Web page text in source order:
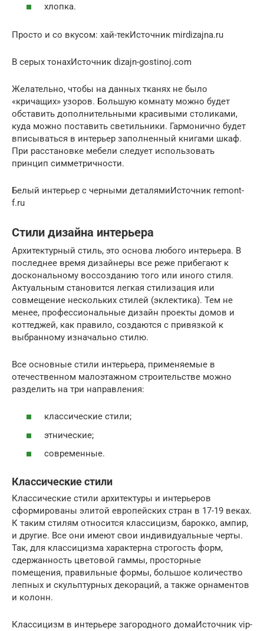
хлопка.
Просто и со вкусом: хай-текИсточник mirdizajna.ru
В серых тонахИсточник dizajn-gostinoj.com
Желательно, чтобы на данных тканях не было
«кричащих» узоров. Большую комнату можно будет
обставить дополнительными красивыми столиками,
куда можно поставить светильники. Гармонично будет
вписываться в интерьер заполненный книгами шкаф.
При расстановке мебели следует использовать
принцип симметричности.
Белый интерьер с черными деталямиИсточник remont-
f.ru
Стили дизайна интерьера
Архитектурный стиль, это основа любого интерьера. В
последнее время дизайнеры все реже прибегают к
доскональному воссозданию того или иного стиля.
Актуальным становится легкая стилизация или
совмещение нескольких стилей (эклектика). Тем не
менее, профессиональные дизайн проекты домов и
коттеджей, как правило, создаются с привязкой к
выбранному изначально стилю.
Все основные стили интерьера, применяемые в
отечественном малоэтажном строительстве можно
разделить на три направления:
классические стили;
этнические;
современные.
Классические стили
Классические стили архитектуры и интерьеров
сформированы элитой европейских стран в 17-19 веках.
К таким стилям относится классицизм, барокко, ампир,
и другие. Все они имеют свои индивидуальные черты.
Так, для классицизма характерна строгость форм,
сдержанность цветовой гаммы, просторные
помещения, правильные формы, большое количество
лепных и скульптурных декораций, а также орнаментов
и колонн.
Классицизм в интерьере загородного домаИсточник vip-